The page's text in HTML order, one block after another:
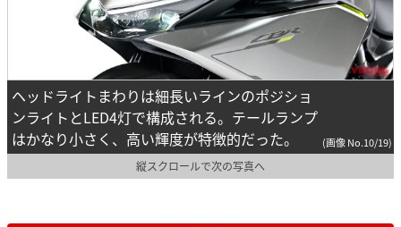
ヘッドライトまわりは細長いラインのポジショ
ンライトとLED4灯で構成される。テールランプ
はかなり小さく、高い輝度が特徴的だった。
(画像 No.10/19)
縦スクロールで次の写真へ